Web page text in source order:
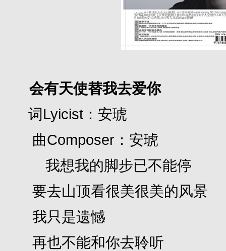
会有天使替我去爱你
词Lyicist：安琥
曲Composer：安琥
我想我的脚步已不能停
要去山顶看很美很美的风景
我只是遗憾
再也不能和你去聆听